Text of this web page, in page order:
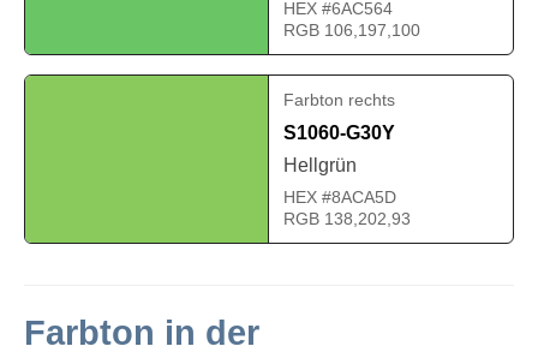
HEX #6AC564
RGB 106,197,100
Farbton rechts
S1060-G30Y
Hellgrün
HEX #8ACA5D
RGB 138,202,93
Farbton in der